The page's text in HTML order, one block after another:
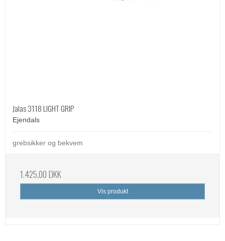
Jalas 3118 LIGHT GRIP
Ejendals
grebsikker og bekvem
1.425,00 DKK
Vis produkt